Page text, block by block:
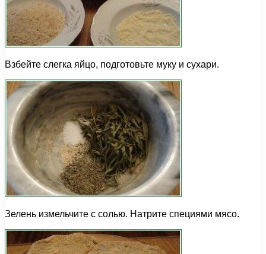
Взбейте слегка яйцо, подготовьте муку и сухари.
Зелень измельчите с солью. Натрите специями мясо.